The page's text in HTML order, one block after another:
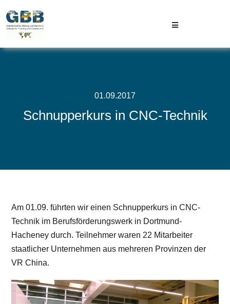
content
Toggle
GBB
Aktuelles
01.09.2017
Schnupperkurs in CNC-Technik
Am 01.09. führten wir einen Schnupperkurs in CNC-
Technik im Berufsförderungswerk in Dortmund-
Hacheney durch. Teilnehmer waren 22 Mitarbeiter
staatlicher Unternehmen aus mehreren Provinzen der
VR China.